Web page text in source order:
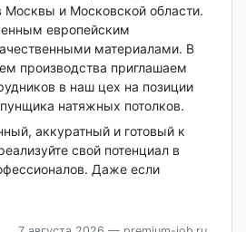
Москвы и Московской области.
европейским
материалами. В
производства приглашаем
в наш цех на позиции
натяжных потолков.
аккуратный и готовый к
свой потенциал в
Даже если